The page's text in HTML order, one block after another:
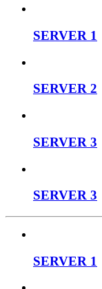
SERVER 1
SERVER 2
SERVER 3
SERVER 3
SERVER 1